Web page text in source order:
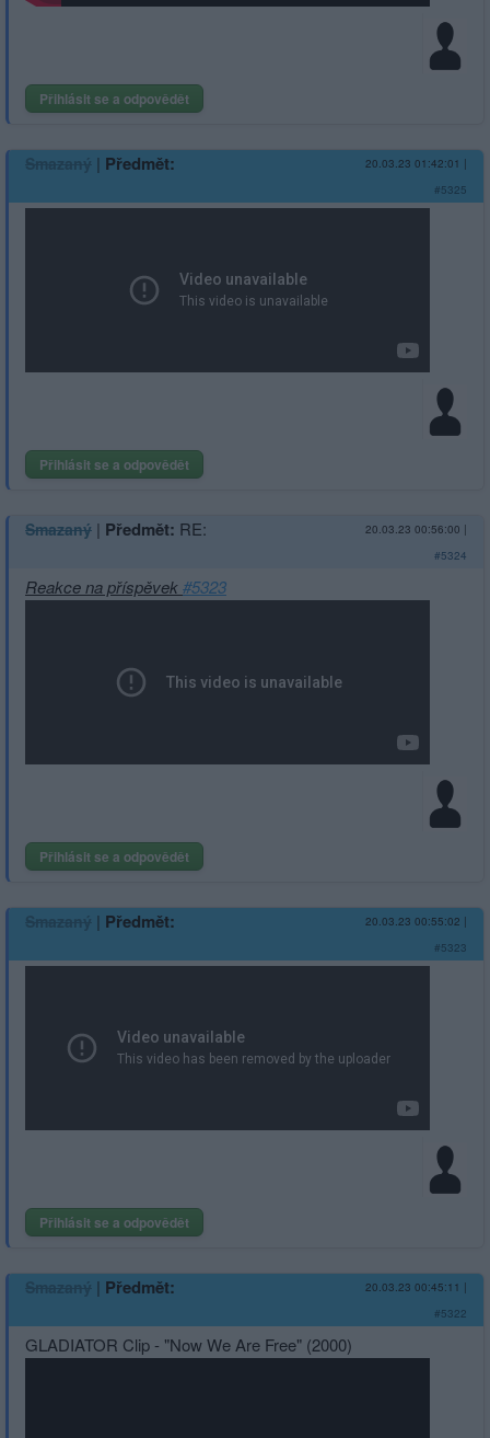
Přihlásit se a odpovědět
Smazaný | Předmět: 20.03.23 01:42:01 |
#5325
Přihlásit se a odpovědět
Smazaný | Předmět: RE: 20.03.23 00:56:00 |
#5324
Reakce na příspěvek#5323
Přihlásit se a odpovědět
Smazaný | Předmět: 20.03.23 00:55:02 |
#5323
Přihlásit se a odpovědět
Smazaný | Předmět: 20.03.23 00:45:11 |
#5322
GLADIATOR Clip - "Now We Are Free" (2000)